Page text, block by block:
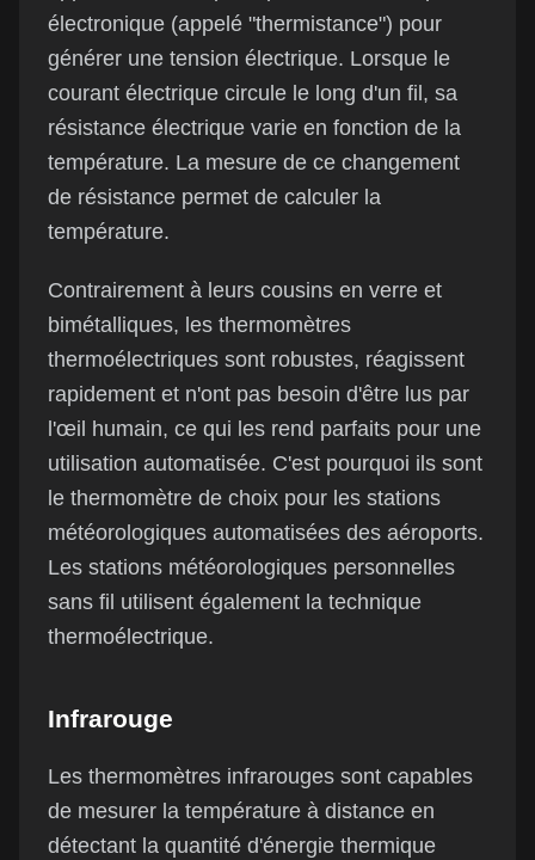
électronique (appelé "thermistance") pour
générer une tension électrique. Lorsque le
courant électrique circule le long d'un fil, sa
résistance électrique varie en fonction de la
température. La mesure de ce changement
de résistance permet de calculer la
température.
Contrairement à leurs cousins en verre et
bimétalliques, les thermomètres
thermoélectriques sont robustes, réagissent
rapidement et n'ont pas besoin d'être lus par
l'œil humain, ce qui les rend parfaits pour une
utilisation automatisée. C'est pourquoi ils sont
le thermomètre de choix pour les stations
météorologiques automatisées des aéroports.
Les stations météorologiques personnelles
sans fil utilisent également la technique
thermoélectrique.
Infrarouge
Les thermomètres infrarouges sont capables
de mesurer la température à distance en
détectant la quantité d'énergie thermique